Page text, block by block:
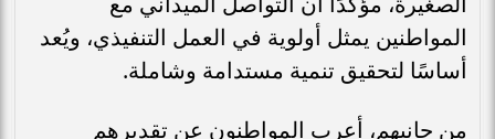
المواطنين يمثل أولوية في العمل التنفيذي، ويُعد
أساسًا لتحقيق تنمية مستدامة وشاملة.
من جانبهم، أعرب المواطنون عن تقديرهم